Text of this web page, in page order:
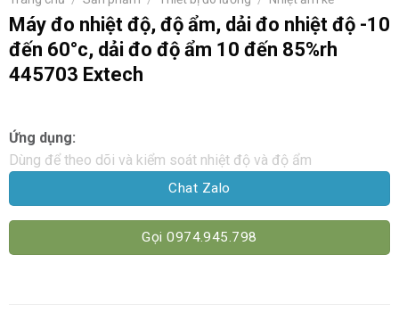
Máy đo nhiệt độ, độ ẩm, dải đo nhiệt độ -10
đến 60°c, dải đo độ ẩm 10 đến 85%rh
445703 Extech
Ứng dụng:
Dùng để theo dõi và kiểm soát nhiệt độ và độ ẩm
Chat Zalo
Gọi 0974.945.798